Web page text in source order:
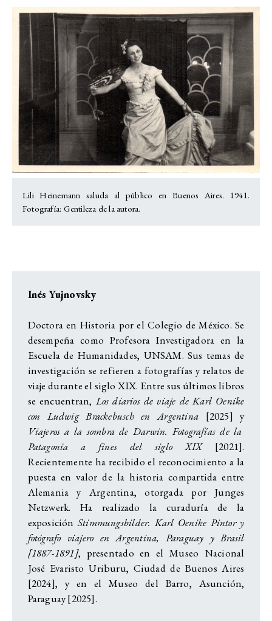
Lili Heinemann saluda al público en Buenos Aires. 1941.
Fotografía: Gentileza de la autora.
Inés Yujnovsky
Doctora en Historia por el Colegio de México. Se
desempeña como Profesora Investigadora en la
Escuela de Humanidades, UNSAM. Sus temas de
investigación se refieren a fotografías y relatos de
viaje durante el siglo XIX. Entre sus últimos libros
se encuentran,Los diarios de viaje de Karl Oenike
con Ludwig Brackebusch en Argentina [2025] y
Viajeros a la sombra de Darwin. Fotografías de la
Patagonia a fines del siglo XIX [2021].
Recientemente ha recibido el reconocimiento a la
puesta en valor de la historia compartida entre
Alemania y Argentina, otorgada por Junges
Netzwerk. Ha realizado la curaduría de la
exposiciónStimmungsbilder. Karl Oenike Pintor y
fotógrafo viajero en Argentina, Paraguay y Brasil
[1887-1891], presentado en el Museo Nacional
José Evaristo Uriburu, Ciudad de Buenos Aires
[2024], y en el Museo del Barro, Asunción,
Paraguay [2025].